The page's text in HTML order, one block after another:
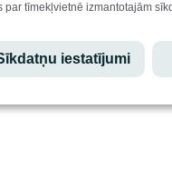
par tīmekļvietnē izmantotajām
iestatījumi